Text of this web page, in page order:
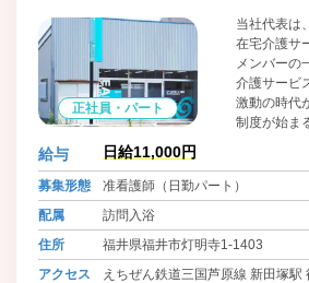
正社員・パート
当社代表は
在宅介護サ
メンバーの
介護サービ
激動の時代
制度が始ま
生を懸けた
点として、
給与 日給11,000円
募集形態
准看護師（日勤パート）
配属
訪問入浴
住所
福井県福井市灯明寺1-1403
アクセス
えちぜん鉄道三国芦原線 新田塚駅